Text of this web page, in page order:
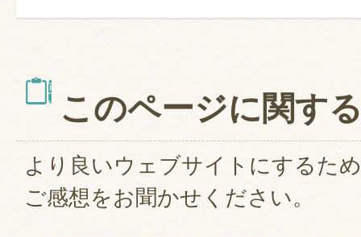
このページに関す
より良いウェブサイトにするた
ご感想をお聞かせください。